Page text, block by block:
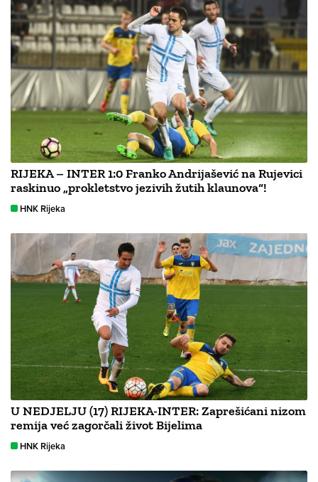
RIJEKA – INTER 1:0 Franko Andrijašević na Rujevici
raskinuo „prokletstvo jezivih žutih klaunova“!
HNK Rijeka
U NEDJELJU (17) RIJEKA-INTER: Zaprešićani nizom
remija već zagorčali život Bijelima
HNK Rijeka